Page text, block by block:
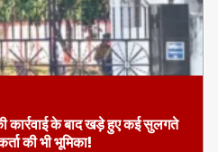
कार्रवाई के बाद खड़े हुए कई सुलगते
की भी भूमिका!